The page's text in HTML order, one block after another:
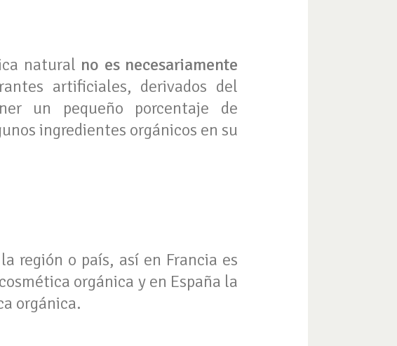
natural no es necesariamente
artificiales, derivados del
un pequeño porcentaje de
ingredientes orgánicos en su
región o país, así en Francia es
orgánica y en España la
orgánica.